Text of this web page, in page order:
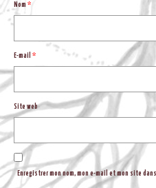
Nom *
E-mail *
Site web
Enregistrer mon nom, mon e-mail et mon site